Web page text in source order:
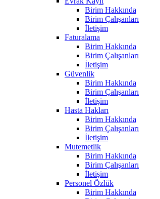
Birim Hakkında
Birim Çalışanları
İletişim
Faturalama
Birim Hakkında
Birim Çalışanları
İletişim
Güvenlik
Birim Hakkında
Birim Çalışanları
İletişim
Hasta Hakları
Birim Hakkında
Birim Çalışanları
İletişim
Mutemetlik
Birim Hakkında
Birim Çalışanları
İletişim
Personel Özlük
Birim Hakkında